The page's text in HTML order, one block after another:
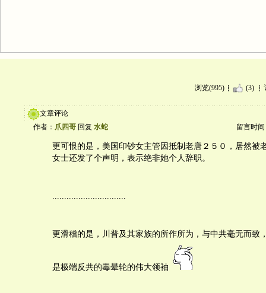
浏览(995) (3)
文章评论
作者： 爪四哥 回复 水蛇 留言时间
更可恨的是，美国印钞女主管因抵制老唐２５０，居然被
女士还发了个声明，表示绝非她个人辞职。
...............................
更滑稽的是，川普及其家族的所作所为，与中共毫无而致
是极端反共的毒晕轮的伟大领袖